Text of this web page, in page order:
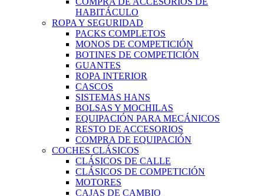
HABITÁCULO
ROPA Y SEGURIDAD
PACKS COMPLETOS
MONOS DE COMPETICIÓN
BOTINES DE COMPETICIÓN
GUANTES
ROPA INTERIOR
CASCOS
SISTEMAS HANS
BOLSAS Y MOCHILAS
EQUIPACIÓN PARA MECÁNICOS
RESTO DE ACCESORIOS
COMPRA DE EQUIPACIÓN
COCHES CLÁSICOS
CLÁSICOS DE CALLE
CLÁSICOS DE COMPETICIÓN
MOTORES
CAJAS DE CAMBIO